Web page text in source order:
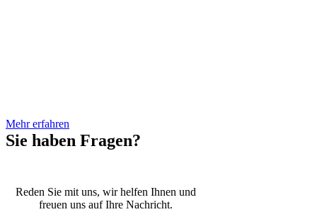
Mehr erfahren
Sie haben Fragen?
Reden Sie mit uns, wir helfen Ihnen und
freuen uns auf Ihre Nachricht.